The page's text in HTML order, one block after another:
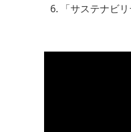
「サステナビ